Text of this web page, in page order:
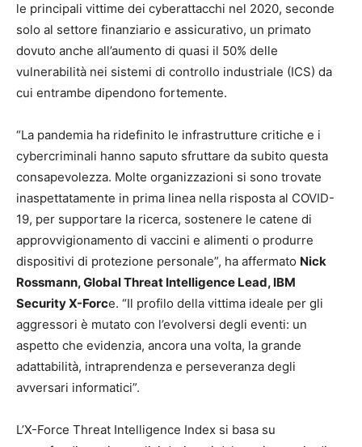
le principali vittime dei cyberattacchi nel 2020, seconde
solo al settore finanziario e assicurativo, un primato
dovuto anche all’aumento di quasi il 50% delle
vulnerabilità nei sistemi di controllo industriale (ICS) da
cui entrambe dipendono fortemente.
“La pandemia ha ridefinito le infrastrutture critiche e i
cybercriminali hanno saputo sfruttare da subito questa
consapevolezza. Molte organizzazioni si sono trovate
inaspettatamente in prima linea nella risposta al COVID-
19, per supportare la ricerca, sostenere le catene di
approvvigionamento di vaccini e alimenti o produrre
dispositivi di protezione personale”, ha affermato Nick
Rossmann, Global Threat Intelligence Lead, IBM
Security X-Force. “Il profilo della vittima ideale per gli
aggressori è mutato con l’evolversi degli eventi: un
aspetto che evidenzia, ancora una volta, la grande
adattabilità, intraprendenza e perseveranza degli
avversari informatici”.
L’X-Force Threat Intelligence Index si basa su